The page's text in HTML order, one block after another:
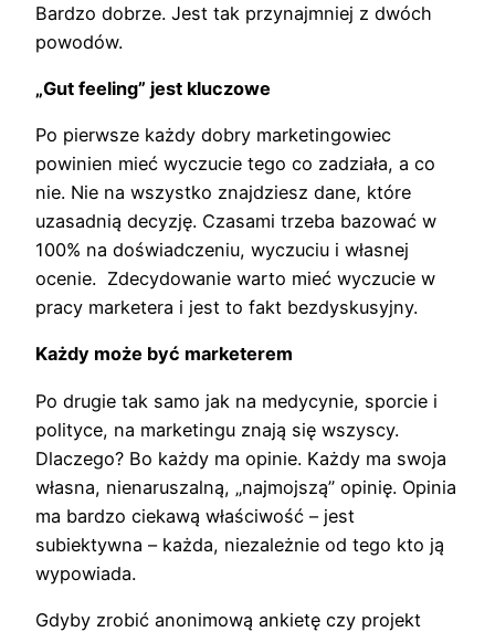
Bardzo dobrze. Jest tak przynajmniej z dwóch
powodów.
„Gut feeling” jest kluczowe
Po pierwsze każdy dobry marketingowiec
powinien mieć wyczucie tego co zadziała, a co
nie. Nie na wszystko znajdziesz dane, które
uzasadnią decyzję. Czasami trzeba bazować w
100% na doświadczeniu, wyczuciu i własnej
ocenie. Zdecydowanie warto mieć wyczucie w
pracy marketera i jest to fakt bezdyskusyjny.
Każdy może być marketerem
Po drugie tak samo jak na medycynie, sporcie i
polityce, na marketingu znają się wszyscy.
Dlaczego? Bo każdy ma opinie. Każdy ma swoja
własna, nienaruszalną, „najmojszą” opinię. Opinia
ma bardzo ciekawą właściwość – jest
subiektywna – każda, niezależnie od tego kto ją
wypowiada.
Gdyby zrobić anonimową ankietę czy projekt